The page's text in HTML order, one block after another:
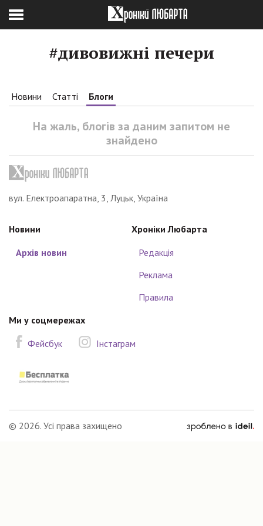
#дивовижні печери
Новини Статті Блоги
На жаль, блогів за даним запитом не
знайдено
вул. Електроапаратна, 3, Луцьк, Україна
Новини
Архів новин
Хроніки Любарта
Редакція
Реклама
Правила
Ми у соцмережах
Фейсбук
Інстаграм
© 2026. Усі права захищено
зроблено